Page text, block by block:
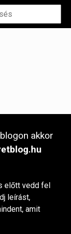
akkor
előtt vedd fel
leírást,
amit